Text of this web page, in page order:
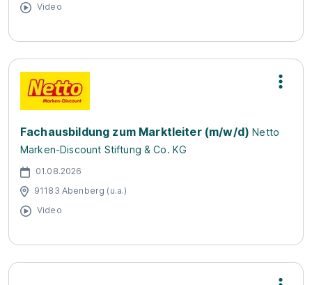
Video
Fachausbildung zum Marktleiter (m/w/d) Netto
Marken-Discount Stiftung & Co. KG
01.08.2026
91183 Abenberg (u.a.)
Video